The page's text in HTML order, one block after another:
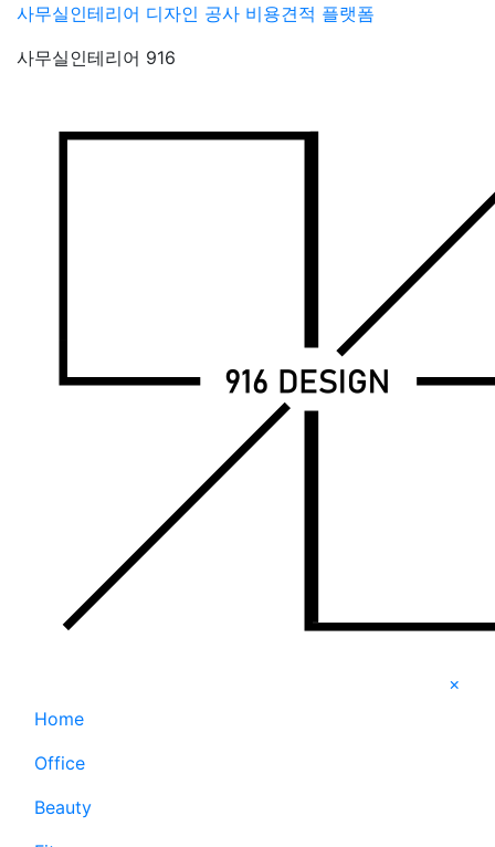
Skip
content
사무실인테리어 디자인 공사 비용견적 플랫폼
사무실인테리어 916
×
Home
Office
Beauty